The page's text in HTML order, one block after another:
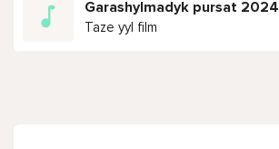
Garashylmadyk pursat 2024
Taze yyl film